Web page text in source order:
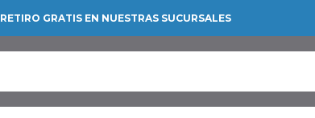
RETIRO GRATIS EN NUESTRAS SUCURSALES